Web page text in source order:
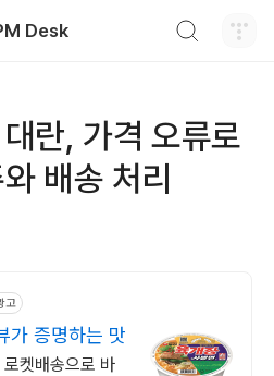
Desk
란, 가격 오류로
배송 처리
고
가 증명하는 맛
켓배송으로 바